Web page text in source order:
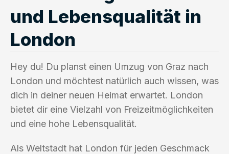
und Lebensqualität in
London
Hey du! Du planst einen Umzug von Graz nach
London und möchtest natürlich auch wissen, was
dich in deiner neuen Heimat erwartet. London
bietet dir eine Vielzahl von Freizeitmöglichkeiten
und eine hohe Lebensqualität.
Als Weltstadt hat London für jeden Geschmack